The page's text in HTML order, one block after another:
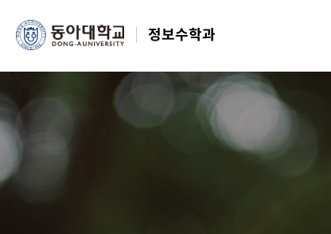
정보수학과